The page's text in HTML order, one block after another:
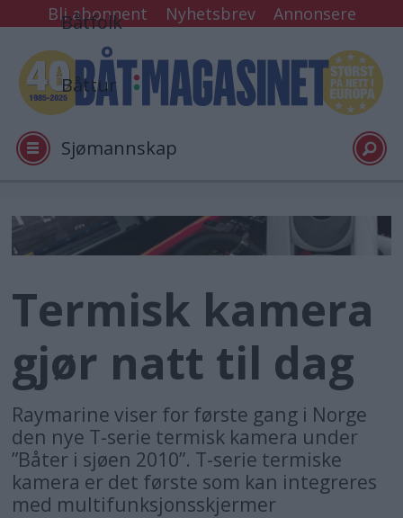
Bli abonnent Nyhetsbrev Annonsere
Båtfolk
Båttur
Sjømannskap
Tester
Termisk kamera
gjør natt til dag
Raymarine viser for første gang i Norge
den nye T-serie termisk kamera under
”Båter i sjøen 2010”. T-serie termiske
kamera er det første som kan integreres
med multifunksjonsskjermer